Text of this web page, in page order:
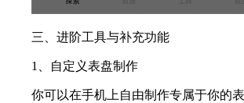
三、进阶工具与补充功能
1、自定义表盘制作
你可以在手机上自由制作专属于你的表